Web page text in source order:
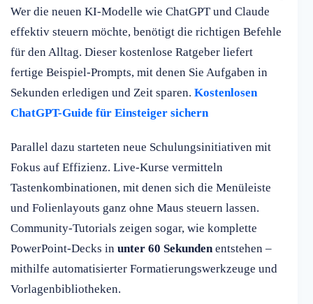
Wer die neuen KI-Modelle wie ChatGPT und Claude
effektiv steuern möchte, benötigt die richtigen Befehle
für den Alltag. Dieser kostenlose Ratgeber liefert
fertige Beispiel-Prompts, mit denen Sie Aufgaben in
Sekunden erledigen und Zeit sparen. Kostenlosen
ChatGPT-Guide für Einsteiger sichern
Parallel dazu starteten neue Schulungsinitiativen mit
Fokus auf Effizienz. Live-Kurse vermitteln
Tastenkombinationen, mit denen sich die Menüleiste
und Folienlayouts ganz ohne Maus steuern lassen.
Community-Tutorials zeigen sogar, wie komplette
PowerPoint-Decks in unter 60 Sekundenentstehen –
mithilfe automatisierter Formatierungswerkzeuge und
Vorlagenbibliotheken.